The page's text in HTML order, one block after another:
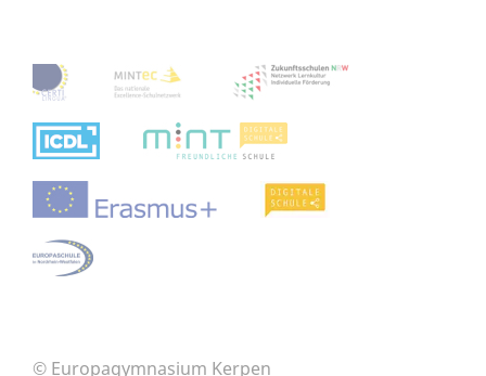
© Europagymnasium Kerpen